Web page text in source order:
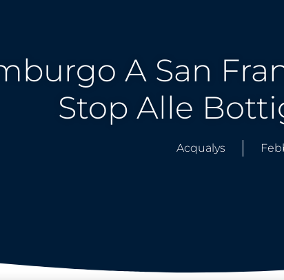
A San
Stop Alle
Acqualys